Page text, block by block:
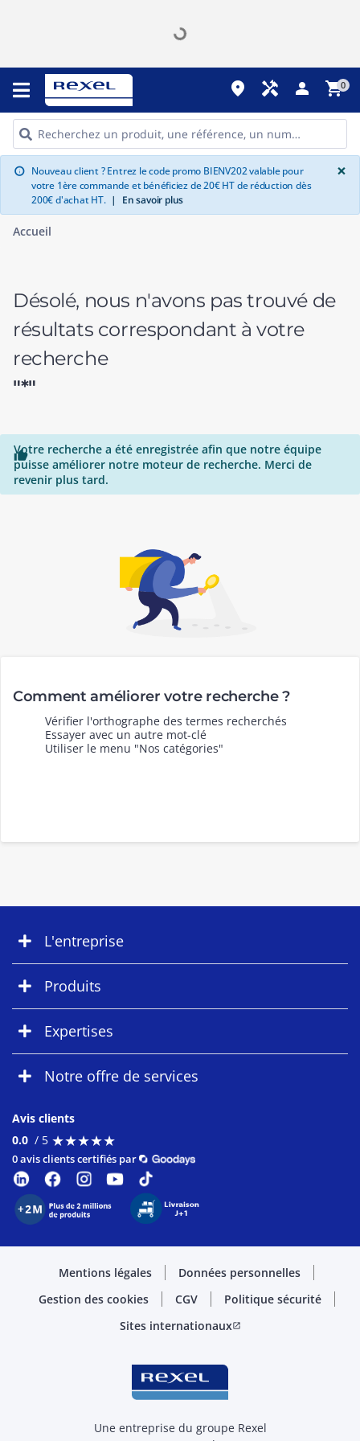
place handyman person shopping_cart0
info Nouveau client ? Entrez le code promo BIENV202 valable pour
votre 1ère commande et bénéficiez de 20€ HT de réduction dès
200€ d'achat HT. | En savoir plus
×
Accueil
Désolé, nous n'avons pas trouvé de
résultats correspondant à votre
recherche
"*"

Votre recherche a été enregistrée afin que notre équipe
puisse améliorer notre moteur de recherche. Merci de
revenir plus tard.
Comment améliorer votre recherche ?
Vérifier l'orthographe des termes recherchés
Essayer avec un autre mot-clé
Utiliser le menu "Nos catégories"
L'entreprise
Produits
Expertises
Notre offre de services
Avis clients
0.0 / 5 ★★★★★
★★★★★
0 avis clients certifiés par
Mentions légales
Données personnelles
Gestion des cookies
CGV
Politique sécurité
Sites internationauxopen_in_new
Une entreprise du groupe Rexel